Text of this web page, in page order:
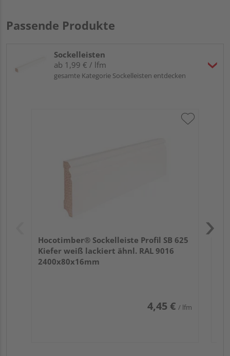
Passende Produkte
Sockelleisten
ab 1,99 € / lfm
gesamte Kategorie Sockelleisten entdecken
Hocotimber® Sockelleiste Profil SB 625
Kiefer weiß lackiert ähnl. RAL 9016
2400x80x16mm
4,45 € / lfm